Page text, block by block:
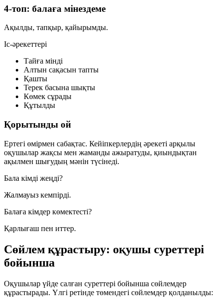
4-топ: балаға мінездеме
Ақылды, тапқыр, қайырымды.
Іс-әрекеттері
Тайға мінді
Алтын сақасын тапты
Қашты
Терек басына шықты
Көмек сұрады
Құтылды
Қорытынды ой
Ертегі өмірмен сабақтас. Кейіпкерлердің әрекеті арқылы
оқушылар жақсы мен жаманды ажыратуды, қиындықтан
ақылмен шығудың мәнін түсінеді.
Бала кімді жеңді?
Жалмауыз кемпірді.
Балаға кімдер көмектесті?
Қарлығаш пен иттер.
Сөйлем құрастыру: оқушы суреттері
бойынша
Оқушылар үйде салған суреттері бойынша сөйлемдер
құрастырады. Үлгі ретінде төмендегі сөйлемдер қолданылды: